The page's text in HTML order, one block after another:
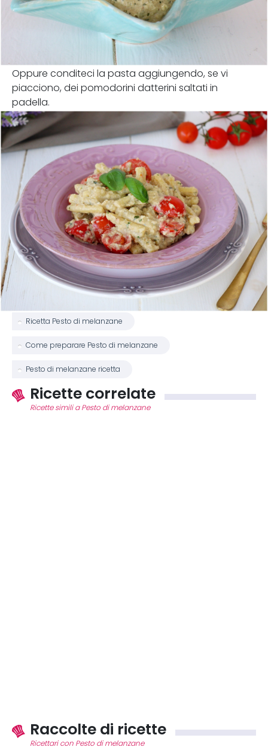
Oppure conditeci la pasta aggiungendo, se vi
piacciono, dei pomodorini datterini saltati in
padella.
Ricetta Pesto di melanzane
Come preparare Pesto di melanzane
Pesto di melanzane ricetta
Ricette correlate
Ricette simili a Pesto di melanzane
Raccolte di ricette
Ricettari con Pesto di melanzane